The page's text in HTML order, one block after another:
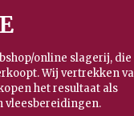
online slagerij, die
Wij vertrekken
het resultaat als
vleesbereidingen.